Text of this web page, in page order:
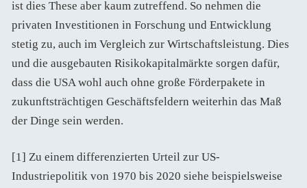
ist dies These aber kaum zutreffend. So nehmen die
privaten Investitionen in Forschung und Entwicklung
stetig zu, auch im Vergleich zur Wirtschaftsleistung. Dies
und die ausgebauten Risikokapitalmärkte sorgen dafür,
dass die USA wohl auch ohne große Förderpakete in
zukunftsträchtigen Geschäftsfeldern weiterhin das Maß
der Dinge sein werden.
[1] Zu einem differenzierten Urteil zur US-
Industriepolitik von 1970 bis 2020 siehe beispielsweise